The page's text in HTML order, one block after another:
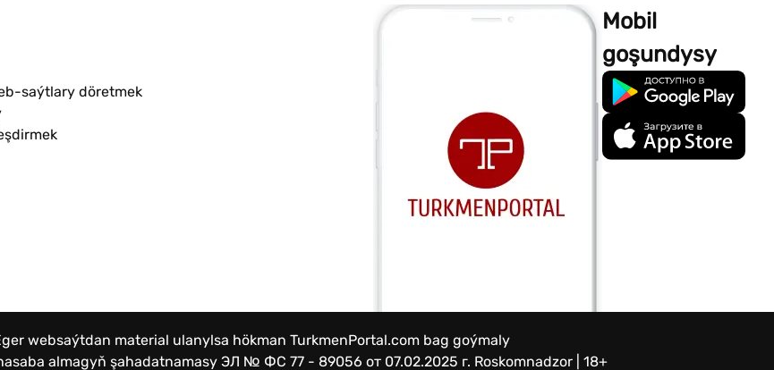
saýtlary döretmek
Mobil
goşundysy
websaýtdan material ulanylsa hökman TurkmenPortal.com bag goýmaly
almagyň şahadatnamasy ЭЛ № ФС 77 - 89056 от 07.02.2025 г. Roskomnadzor | 18+